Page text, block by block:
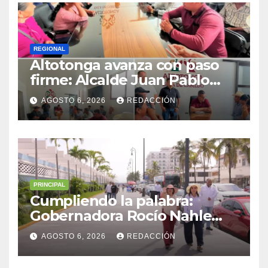
REGIONAL
Altotonga avanza con paso
firme: Alcalde Juan Pablo
Becerra encabeza mesa de
diálogo con habitantes de
Malacatepec
AGOSTO 6, 2026 REDACCIÓN
PRINCIPAL
Cumpliendo la palabra:
Gobernadora Rocío Nahle
impulsa la gran rehabilitación
del Centro Histórico de
Veracruz
AGOSTO 6, 2026 REDACCIÓN